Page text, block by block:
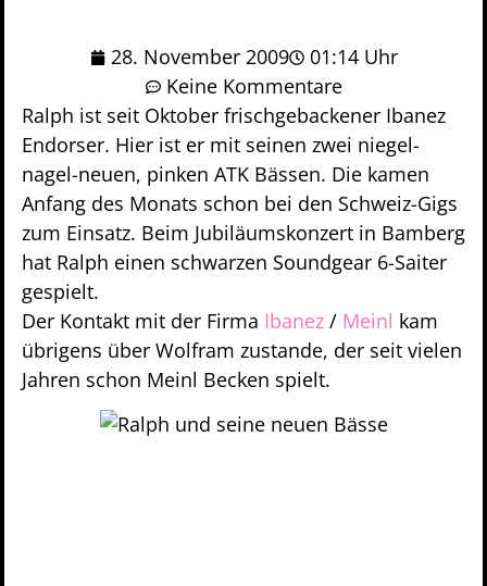
28. November 2009
01:14 Uhr
Keine Kommentare
Ralph ist seit Oktober frischgebackener Ibanez
Endorser. Hier ist er mit seinen zwei niegel-
nagel-neuen, pinken ATK Bässen. Die kamen
Anfang des Monats schon bei den Schweiz-Gigs
zum Einsatz. Beim Jubiläumskonzert in Bamberg
hat Ralph einen schwarzen Soundgear 6-Saiter
gespielt.
Der Kontakt mit der Firma Ibanez / Meinl kam
übrigens über Wolfram zustande, der seit vielen
Jahren schon Meinl Becken spielt.